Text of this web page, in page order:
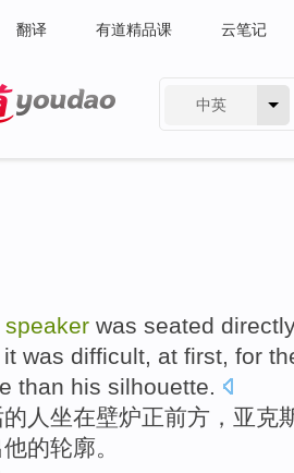
翻译 有道精品课 云笔记
中英
speaker was seated
was difficult, at first, for
than his silhouette.
的人 坐在壁炉正前方 ，亚克
他的轮廓。